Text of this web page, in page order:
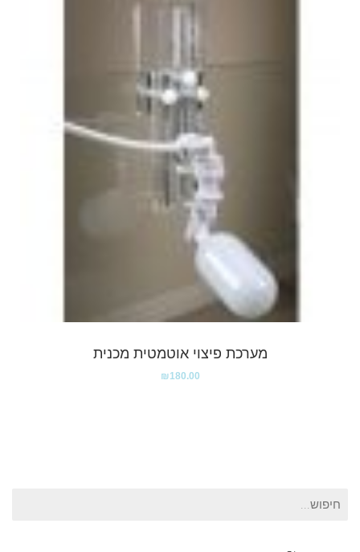
מערכת פיצוי אוטמטית מכנית
₪180.00
חיפוש